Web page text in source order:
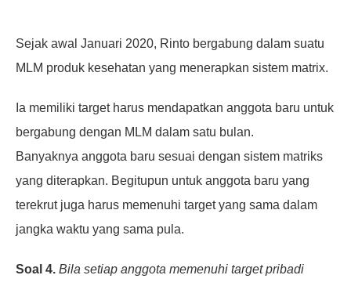
Sejak awal Januari 2020, Rinto bergabung dalam suatu
MLM produk kesehatan yang menerapkan sistem matrix.
Ia memiliki target harus mendapatkan anggota baru untuk
bergabung dengan MLM dalam satu bulan.
Banyaknya anggota baru sesuai dengan sistem matriks
yang diterapkan. Begitupun untuk anggota baru yang
terekrut juga harus memenuhi target yang sama dalam
jangka waktu yang sama pula.
Soal 4. Bila setiap anggota memenuhi target pribadi